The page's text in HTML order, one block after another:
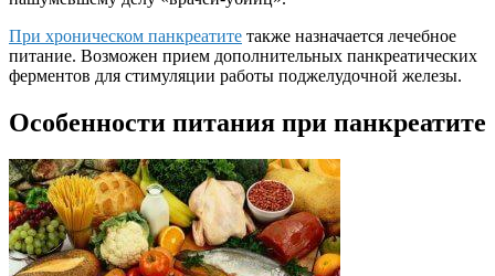
При хроническом панкреатите также назначается лечебное
питание. Возможен прием дополнительных панкреатических
ферментов для стимуляции работы поджелудочной железы.
Особенности питания при панкреатите